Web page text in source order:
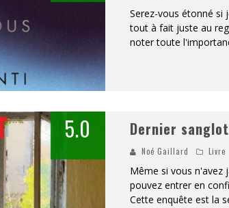
Serez-vous étonné si
tout à fait juste au
noter toute
5.0 Dernier sanglot
Noé Gaillard Livre
Même si vous n'avez
pouvez entrer en
Cette enquête est la